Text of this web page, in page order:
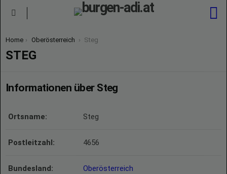
You are here:
Home Oberösterreich Steg
STEG
Informationen über Steg
Ortsname: Steg
Postleitzahl: 4656
Bundesland: Oberösterreich